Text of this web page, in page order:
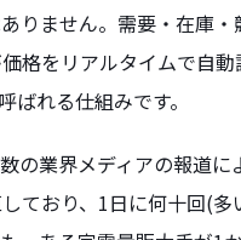
りません。需要・在庫
格をリアルタイムで自
れる仕組みです。
の業界メディアの報道
ており、1日に何十回(